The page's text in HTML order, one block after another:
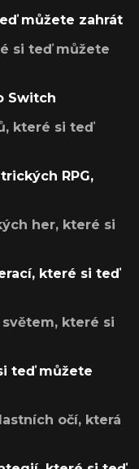
můžete zahrát
si teď můžete
Switch
které si teď
RPG,
her, které si
které si teď
které si
teď můžete
očí, která